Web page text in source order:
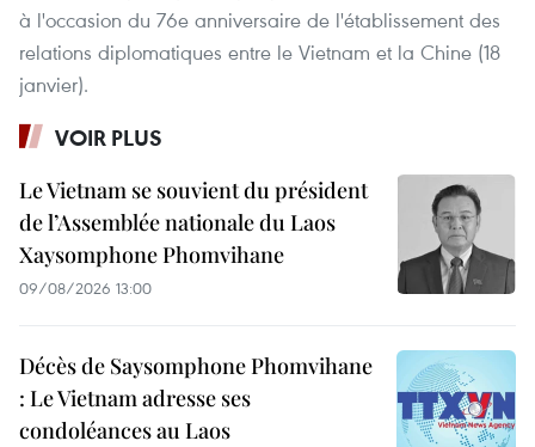
à l'occasion du 76e anniversaire de l'établissement des
relations diplomatiques entre le Vietnam et la Chine (18
janvier).
VOIR PLUS
Le Vietnam se souvient du président
de l’Assemblée nationale du Laos
Xaysomphone Phomvihane
09/08/2026 13:00
Décès de Saysomphone Phomvihane
: Le Vietnam adresse ses
condoléances au Laos